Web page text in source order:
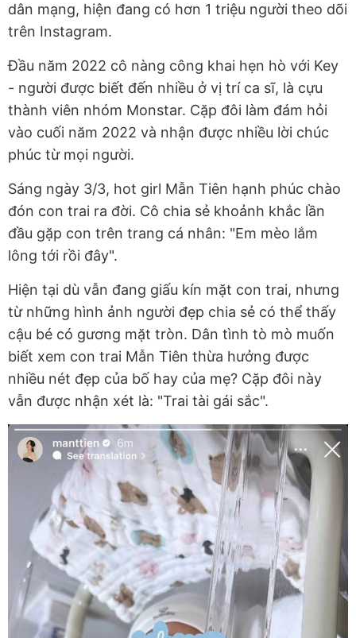
dân mạng, hiện đang có hơn 1 triệu người theo dõi
trên Instagram.
Đầu năm 2022 cô nàng công khai hẹn hò với Key
- người được biết đến nhiều ở vị trí ca sĩ, là cựu
thành viên nhóm Monstar. Cặp đôi làm đám hỏi
vào cuối năm 2022 và nhận được nhiều lời chúc
phúc từ mọi người.
Sáng ngày 3/3, hot girl Mẫn Tiên hạnh phúc chào
đón con trai ra đời. Cô chia sẻ khoảnh khắc lần
đầu gặp con trên trang cá nhân: "Em mèo lắm
lông tới rồi đây".
Hiện tại dù vẫn đang giấu kín mặt con trai, nhưng
từ những hình ảnh người đẹp chia sẻ có thể thấy
cậu bé có gương mặt tròn. Dân tình tò mò muốn
biết xem con trai Mẫn Tiên thừa hưởng được
nhiều nét đẹp của bố hay của mẹ? Cặp đôi này
vẫn được nhận xét là: "Trai tài gái sắc".